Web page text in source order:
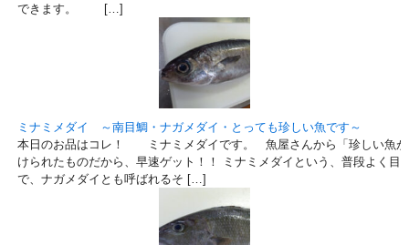
できます。 […]
ミナミメダイ ～南目鯛・ナガメダイ・とっても珍しい魚です～
本日のお品はコレ！ ミナミメダイです。 魚屋さんから「珍しい魚が
けられたものだから、早速ゲット！！ ミナミメダイという、普段よく目
で、ナガメダイとも呼ばれるそ […]